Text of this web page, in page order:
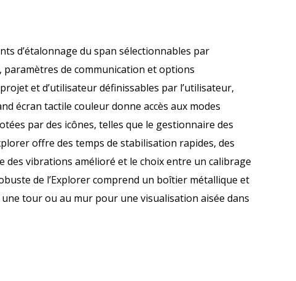
d’étalonnage du span sélectionnables par
de communication et options
et d’utilisateur définissables par l’utilisateur,
écran tactile couleur donne accès aux modes
par des icônes, telles que le gestionnaire des
offre des temps de stabilisation rapides, des
vibrations amélioré et le choix entre un calibrage
de l’Explorer comprend un boîtier métallique et
tour ou au mur pour une visualisation aisée dans